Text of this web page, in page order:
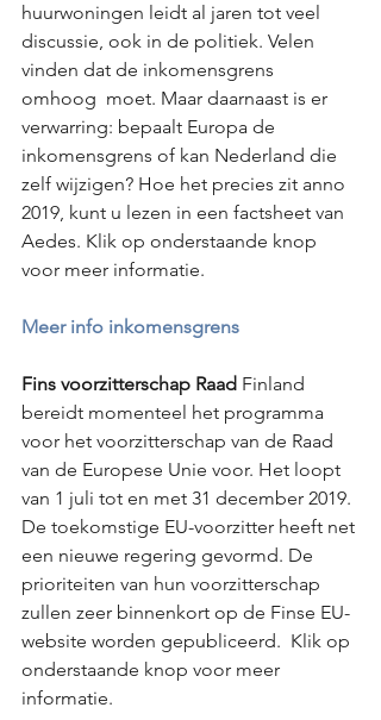
huurwoningen leidt al jaren tot veel
discussie, ook in de politiek. Velen
vinden dat de inkomensgrens
omhoog  moet. Maar daarnaast is er
verwarring: bepaalt Europa de
inkomensgrens of kan Nederland die
zelf wijzigen? Hoe het precies zit anno
2019, kunt u lezen in een factsheet van
Aedes. Klik op onderstaande knop
voor meer informatie.
Meer info inkomensgrens
Fins voorzitterschap Raad Finland
bereidt momenteel het programma
voor het voorzitterschap van de Raad
van de Europese Unie voor. Het loopt
van 1 juli tot en met 31 december 2019.
De toekomstige EU-voorzitter heeft net
een ​​nieuwe regering gevormd. De
prioriteiten van hun voorzitterschap
zullen zeer binnenkort op de Finse EU-
website worden gepubliceerd.  Klik op
onderstaande knop voor meer
informatie.